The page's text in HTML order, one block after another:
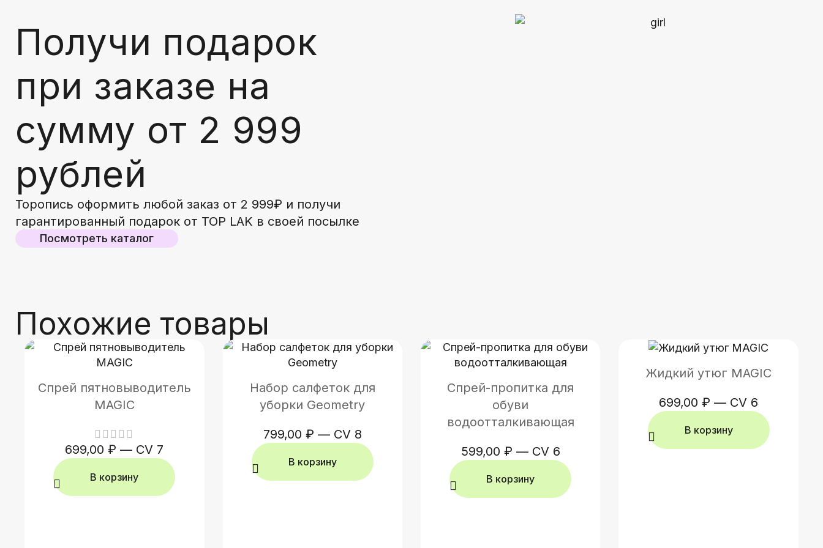
Получи подарок
при заказе на
сумму от 2 999
рублей
Торопись оформить любой заказ от 2 999₽ и получи
гарантированный подарок от TOP LAK в своей посылке
Посмотреть каталог
Похожие товары
Спрей пятновыводитель
MAGIC
699,00₽ — CV 7
В корзину
Набор салфеток для
уборки Geometry
799,00 ₽ — CV 8
В корзину
Спрей-пропитка для
обуви
водоотталкивающая
599,00 ₽ — CV 6
В корзину
Жидкий утюг MAGIC
699,00₽ — CV 6
В корзину